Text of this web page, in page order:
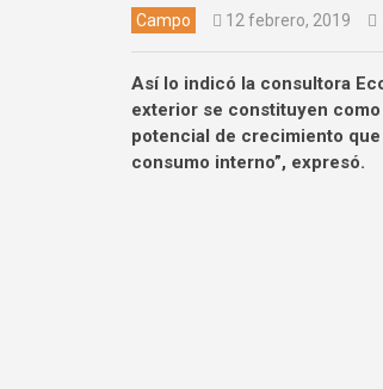
Campo 12 febrero, 2019
Así lo indicó la consultora
exterior se constituyen
potencial de crecimiento
consumo interno”, expresó.